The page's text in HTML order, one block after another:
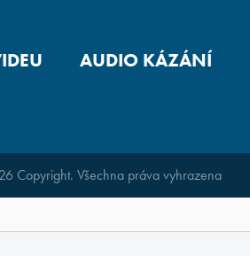
AUDIO KÁZÁNÍ
Copyright. Všechna práva vyhrazena